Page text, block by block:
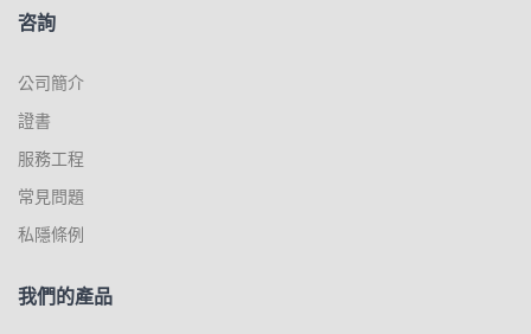
咨詢
公司簡介
證書
服務工程
常見問題
私隱條例
我們的產品